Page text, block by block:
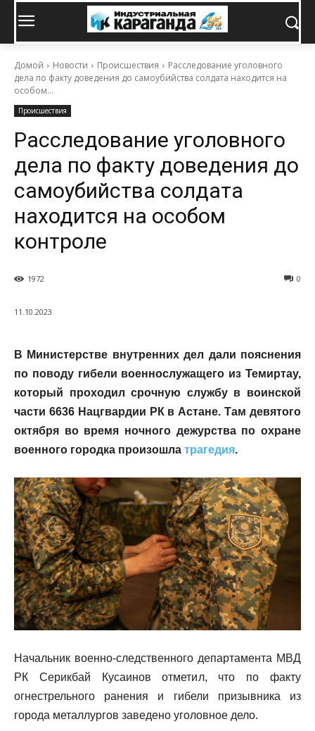
Домой Новости Происшествия
Расследование уголовного
дела по факту доведения до самоубийства солдата находится на
особом...
Происшествия
Расследование уголовного
дела по факту доведения до
самоубийства солдата
находится на особом
контроле
0
1972
11.10.2023
В Министерстве внутренних дел дали пояснения
по поводу гибели военнослужащего из Темиртау,
который проходил срочную службу в воинской
части 6636 Нацгвардии РК в Астане. Там девятого
октября во время ночного дежурства по охране
военного городка произошла трагедия.
Начальник военно-следственного департамента МВД
РК Серикбай Кусаинов отметил, что по факту
огнестрельного ранения и гибели призывника из
города металлургов заведено уголовное дело.